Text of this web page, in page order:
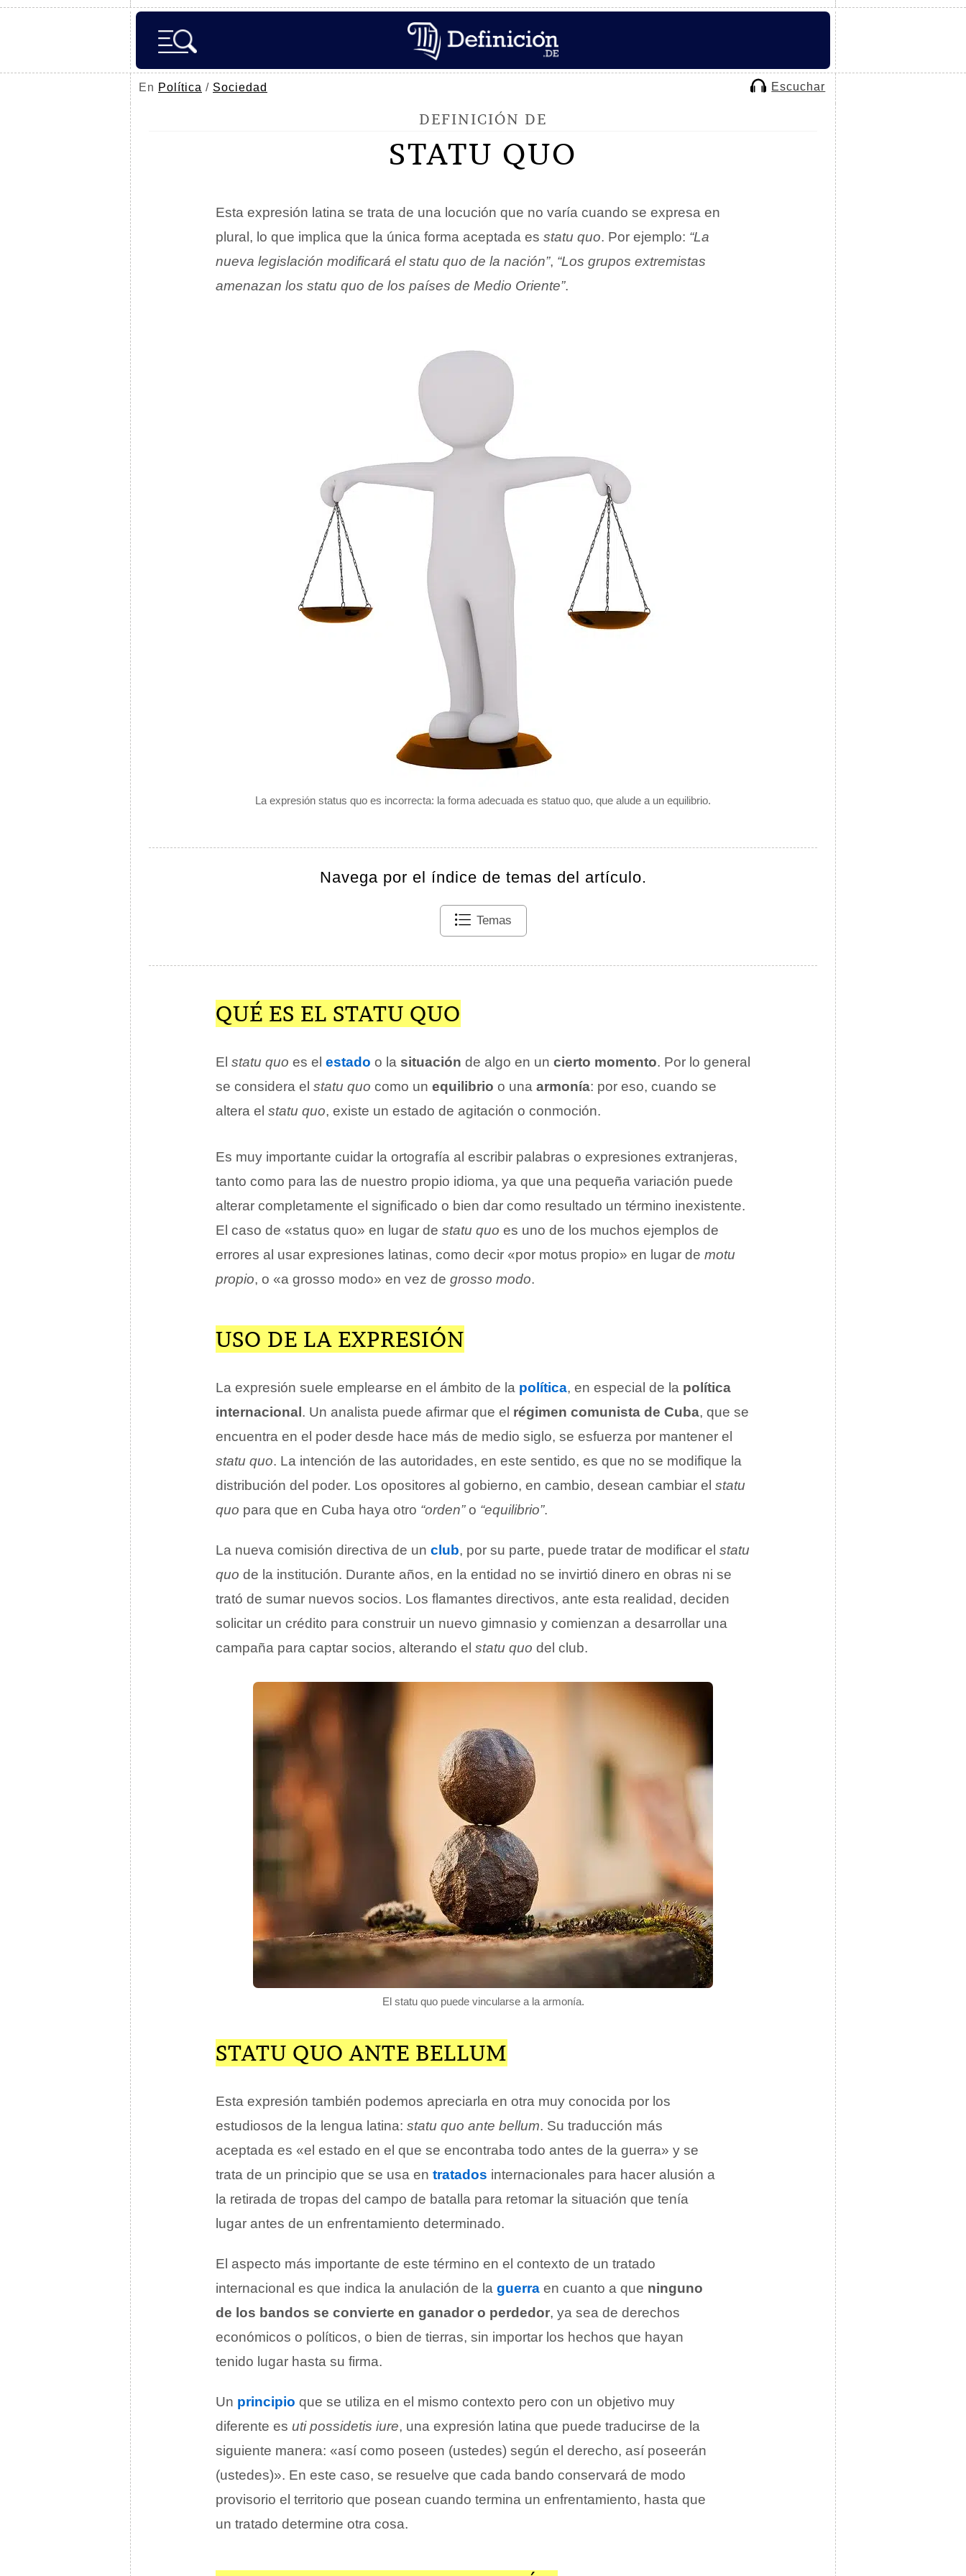
En Política / Sociedad Escuchar
DEFINICIÓN DE
STATU QUO
La expresión status quo es incorrecta: la forma adecuada es statuo quo, que alude a un equilibrio.
Esta expresión latina se trata de una locución que no varía cuando se expresa en
plural, lo que implica que la única forma aceptada es statu quo. Por ejemplo: “La
nueva legislación modificará elstatu quo de la nación”, “Los grupos extremistas
amenazan los statu quo de los países de Medio Oriente”.
Navega por el índice de temas del artículo.
Temas
QUÉ ES EL STATU QUO
El statu quo es el estado o la situación de algo en un cierto momento. Por lo general
se considera el statu quo como un equilibrio o una armonía: por eso, cuando se
altera el statu quo, existe un estado de agitación o conmoción.
Es muy importante cuidar la ortografía al escribir palabras o expresiones extranjeras,
tanto como para las de nuestro propio idioma, ya que una pequeña variación puede
alterar completamente el significado o bien dar como resultado un término inexistente.
El caso de «status quo» en lugar de statu quo es uno de los muchos ejemplos de
errores al usar expresiones latinas, como decir «por motus propio» en lugar de motu
propio, o «a grosso modo» en vez de grosso modo.
USO DE LA EXPRESIÓN
La expresión suele emplearse en el ámbito de la política, en especial de la política
internacional . Un analista puede afirmar que el régimen comunista de Cuba, que se
encuentra en el poder desde hace más de medio siglo, se esfuerza por mantener el
statu quo. La intención de las autoridades, en este sentido, es que no se modifique la
distribución del poder. Los opositores al gobierno, en cambio, desean cambiar el statu
quo para que en Cuba haya otro “orden”o “equilibrio”.
La nueva comisión directiva de un club, por su parte, puede tratar de modificar el statu
quo de la institución. Durante años, en la entidad no se invirtió dinero en obras ni se
trató de sumar nuevos socios. Los flamantes directivos, ante esta realidad, deciden
solicitar un crédito para construir un nuevo gimnasio y comienzan a desarrollar una
campaña para captar socios, alterando el statu quo del club.
El statu quo puede vincularse a la armonía.
STATU QUO ANTE BELLUM
Esta expresión también podemos apreciarla en otra muy conocida por los
estudiosos de la lengua latina: statu quo ante bellum. Su traducción más
aceptada es «el estado en el que se encontraba todo antes de la guerra» y se
trata de un principio que se usa en tratados internacionales para hacer alusión a
la retirada de tropas del campo de batalla para retomar la situación que tenía
lugar antes de un enfrentamiento determinado.
El aspecto más importante de este término en el contexto de un tratado
internacional es que indica la anulación de la guerra en cuanto a que ninguno
de los bandos se convierte en ganador o perdedor, ya sea de derechos
económicos o políticos, o bien de tierras, sin importar los hechos que hayan
tenido lugar hasta su firma.
Un principio que se utiliza en el mismo contexto pero con un objetivo muy
diferente es uti possidetis iure, una expresión latina que puede traducirse de la
siguiente manera: «así como poseen (ustedes) según el derecho, así poseerán
(ustedes)». En este caso, se resuelve que cada bando conservará de modo
provisorio el territorio que posean cuando termina un enfrentamiento, hasta que
un tratado determine otra cosa.